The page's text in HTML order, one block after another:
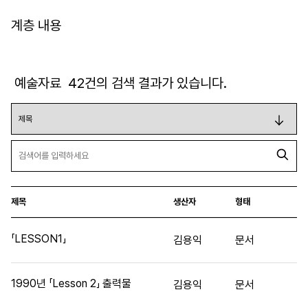
계층 내용
예술자료 42건의 검색 결과가 있습니다.
제목 생산자 형태
「LESSON1」 김용익 문서
1990년 「Lesson 2」 출력물 김용익 문서